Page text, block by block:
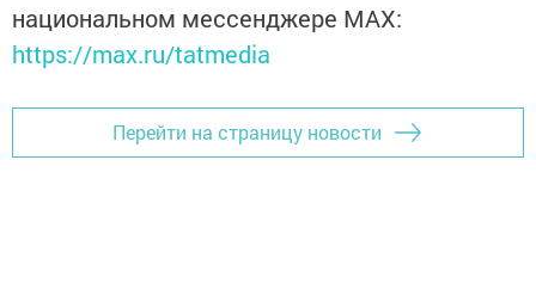
национальном мессенджере MАХ:
https://max.ru/tatmedia
Перейти на страницу новости